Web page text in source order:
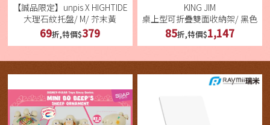
【誠品限定】unpis X HIGHTIDE
大理石紋托盤/ M/ 芥末黃
69折,特價$379
KING JIM
桌上型可折疊雙面收納架/ 黑色
85折,特價$1,147